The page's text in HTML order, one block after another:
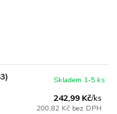
242,99 Kč/ks
200,82 Kč bez DPH
Skladem 1-5 ks